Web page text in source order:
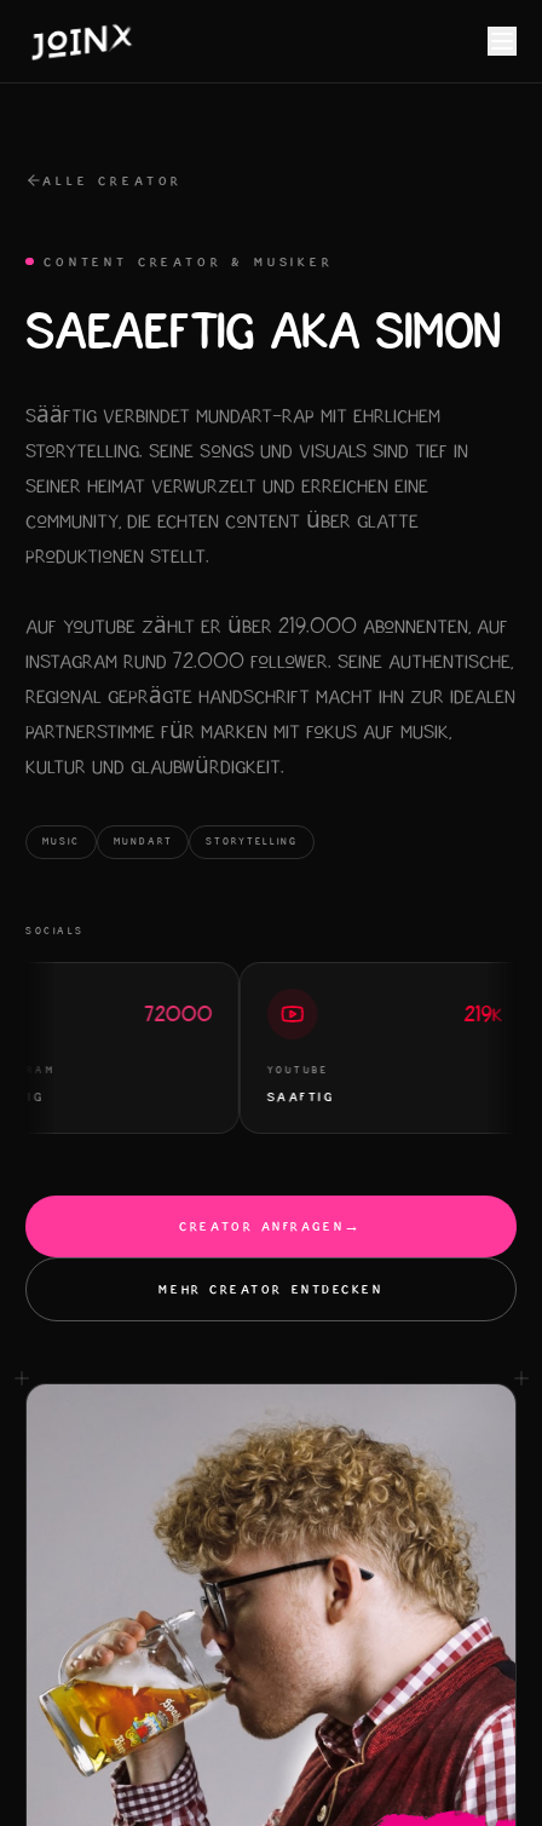
ALLE CREATOR
CONTENT CREATOR & MUSIKER
SAEAEFTIG AKA SIMON
Sääftig verbindet Mundart-Rap mit ehrlichem
Storytelling. Seine Songs und Visuals sind tief in
seiner Heimat verwurzelt und erreichen eine
Community, die echten Content über glatte
Produktionen stellt.
Auf YouTube zählt er über 219.000 Abonnenten, auf
Instagram rund 72.000 Follower. Seine authentische,
regional geprägte Handschrift macht ihn zur idealen
Partnerstimme für Marken mit Fokus auf Musik,
Kultur und Glaubwürdigkeit.
MUSIC MUNDART STORYTELLING
SOCIALS
72000 219K
YOUTUBE
SAAFTIG
CREATOR ANFRAGEN →
MEHR CREATOR ENTDECKEN